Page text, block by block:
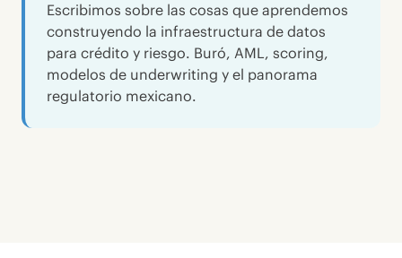
Escribimos sobre las cosas que aprendemos
construyendo la infraestructura de datos
para crédito y riesgo. Buró, AML, scoring,
modelos de underwriting y el panorama
regulatorio mexicano.